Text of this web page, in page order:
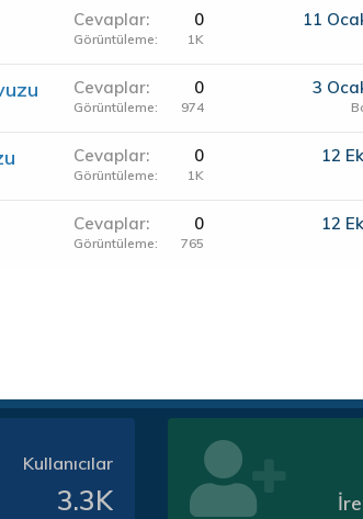
Cevaplar 0
Görüntüleme 1K
11
Cevaplar 0
Görüntüleme 974
3
Cevaplar 0
Görüntüleme 1K
12
Cevaplar 0
Görüntüleme 765
12
Kullanıcılar
3.3K